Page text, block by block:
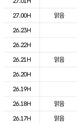
27.00H
맑음
26.23H
26.22H
26.21H
맑음
26.20H
26.19H
26.18H
맑음
26.17H
맑음